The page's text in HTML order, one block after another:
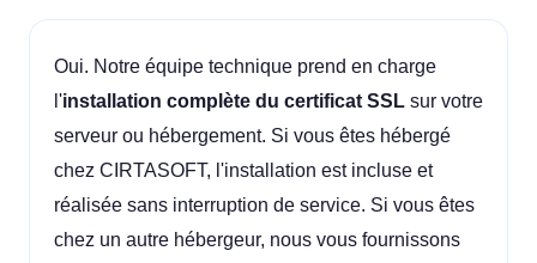
Oui. Notre équipe technique prend en charge
l'installation complète du certificat SSL sur votre
serveur ou hébergement. Si vous êtes hébergé
chez CIRTASOFT, l'installation est incluse et
réalisée sans interruption de service. Si vous êtes
chez un autre hébergeur, nous vous fournissons